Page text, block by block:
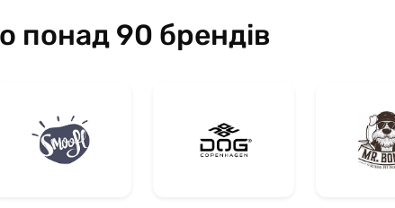
понад 90 брендів